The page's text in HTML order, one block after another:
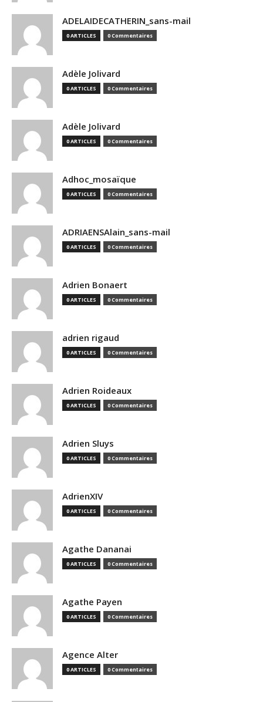
ADELAIDECATHERIN_sans-mail
0 ARTICLES 0 Commentaires
Adèle Jolivard
0 ARTICLES 0 Commentaires
Adèle Jolivard
0 ARTICLES 0 Commentaires
Adhoc_mosaïque
0 ARTICLES 0 Commentaires
ADRIAENSAlain_sans-mail
0 ARTICLES 0 Commentaires
Adrien Bonaert
0 ARTICLES 0 Commentaires
adrien rigaud
0 ARTICLES 0 Commentaires
Adrien Roideaux
0 ARTICLES 0 Commentaires
Adrien Sluys
0 ARTICLES 0 Commentaires
AdrienXIV
0 ARTICLES 0 Commentaires
Agathe Dananai
0 ARTICLES 0 Commentaires
Agathe Payen
0 ARTICLES 0 Commentaires
Agence Alter
0 ARTICLES 0 Commentaires